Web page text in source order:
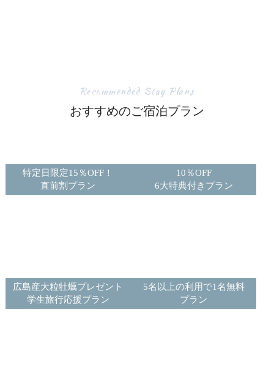
Recommended Stay Plans
おすすめのご宿泊プラン
特定日限定15％OFF！
直前割プラン
10％OFF
6大特典付きプラン
広島産大粒牡蠣プレゼント
学生旅行応援プラン
5名以上の利用で1名無料
プラン